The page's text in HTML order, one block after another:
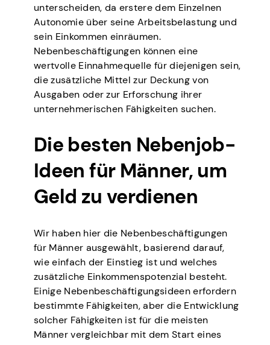
unterscheiden, da erstere dem Einzelnen
Autonomie über seine Arbeitsbelastung und
sein Einkommen einräumen.
Nebenbeschäftigungen können eine
wertvolle Einnahmequelle für diejenigen sein,
die zusätzliche Mittel zur Deckung von
Ausgaben oder zur Erforschung ihrer
unternehmerischen Fähigkeiten suchen.
Die besten Nebenjob-
Ideen für Männer, um
Geld zu verdienen
Wir haben hier die Nebenbeschäftigungen
für Männer ausgewählt, basierend darauf,
wie einfach der Einstieg ist und welches
zusätzliche Einkommenspotenzial besteht.
Einige Nebenbeschäftigungsideen erfordern
bestimmte Fähigkeiten, aber die Entwicklung
solcher Fähigkeiten ist für die meisten
Männer vergleichbar mit dem Start eines